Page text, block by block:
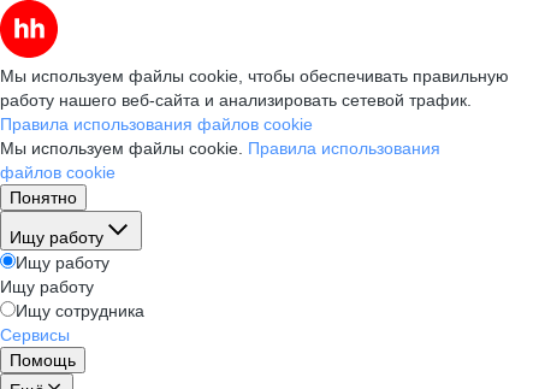
Мы используем файлы cookie, чтобы обеспечивать правильную
работу нашего веб-сайта и анализировать сетевой трафик.
Правила использования файлов cookie
Мы используем файлы cookie. Правила использования
файлов cookie
Понятно
Ищу работу
Ищу работу
Ищу работу
Ищу сотрудника
Сервисы
Помощь